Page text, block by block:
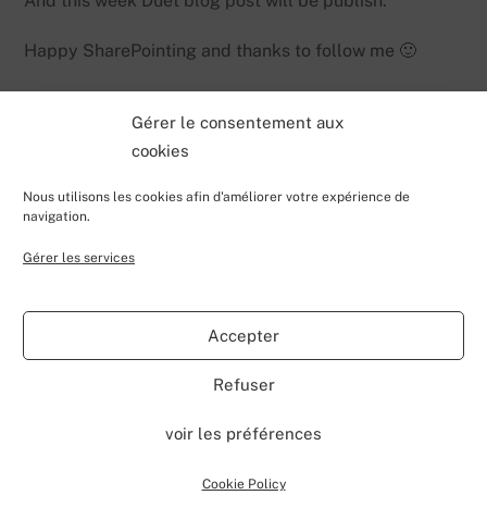
Gérer le consentement aux
cookies
Nous utilisons les cookies afin d'améliorer votre expérience de
navigation.
Gérer les services
Accepter
Refuser
voir les préférences
Cookie Policy
Happy SharePointing and thanks to follow me 🙂
To
Top
Valentin Lecerf's Blog
Home Blog Contributions My Projects
Contact
Valentin Lecerf's Blog2026